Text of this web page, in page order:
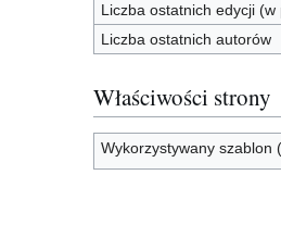
Liczba ostatnich edycji
Liczba ostatnich autorów
Właściwości strony
Wykorzystywany szablon